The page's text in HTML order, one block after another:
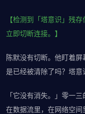
【检测到「塔意识」残
立即切断连接。】
陈默没有切断。他盯着
是已经被清除了吗？塔意
「它没有消失。」零一
在数据流里，在网络空间